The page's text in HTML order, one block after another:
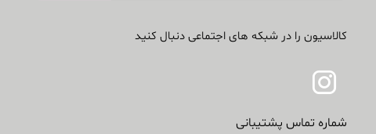
کالاسیون را در شبکه های اجتماعی دنبال کنید
شماره تماس پشتیبانی